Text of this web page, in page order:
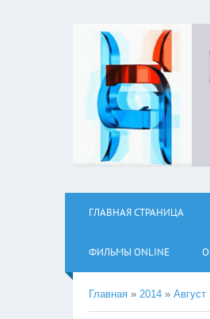
ГЛАВНАЯ СТРАНИЦА
ФИЛЬМЫ ОNLINE
Главная » 2014 » Август